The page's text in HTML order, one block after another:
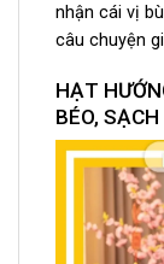
nhận cái vị
câu chuyện
HẠT
BÉO,